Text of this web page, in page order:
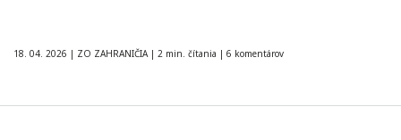
18. 04. 2026 | ZO ZAHRANIČIA | 2 min. čítania | 6 komentárov